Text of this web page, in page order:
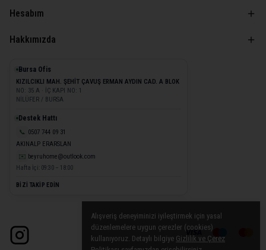
Alışveriş deneyiminizi iyileştirmek için yasal
düzenlemelere uygun çerezler (cookies)
kullanıyoruz. Detaylı bilgiye Gizlilik ve Çerez
Hesabım
Hakkımızda
Bursa Ofis
KIZILCIKLI MAH. ŞEHİT ÇAVUŞ ERMAN AYDIN CAD. A BLOK
NO: 35 A · İÇ KAPI NO: 1
NİLÜFER / BURSA
Destek Hattı
📞 0507 744 09 31
AKINALP ERARSLAN
✉️ beyruhome@outlook.com
Hafta İçi: 09:30 – 18:00
BİZİ TAKİP EDİN